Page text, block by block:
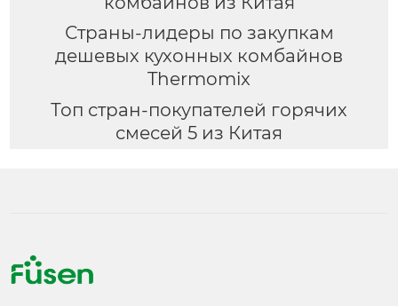
Страны-лидеры по закупкам
дешевых кухонных комбайнов
Thermomix
Топ стран-покупателей горячих
смесей 5 из Китая